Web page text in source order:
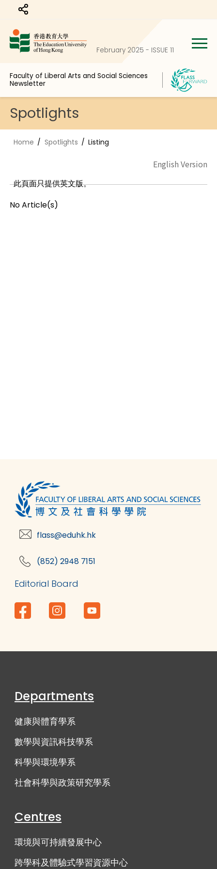
Share to
February 2025 - ISSUE 11
Faculty of Liberal Arts and Social Sciences
Newsletter
Spotlights
Home Spotlights Listing
English Version
此頁面只提供英文版。
No Article(s)
flass@eduhk.hk
(852) 2948 7151
Editorial Board
Departments
健康與體育學系
數學與資訊科技學系
科學與環境學系
社會科學與政策研究學系
Centres
環境與可持續發展中心
跨學科及體驗式學習資源中心